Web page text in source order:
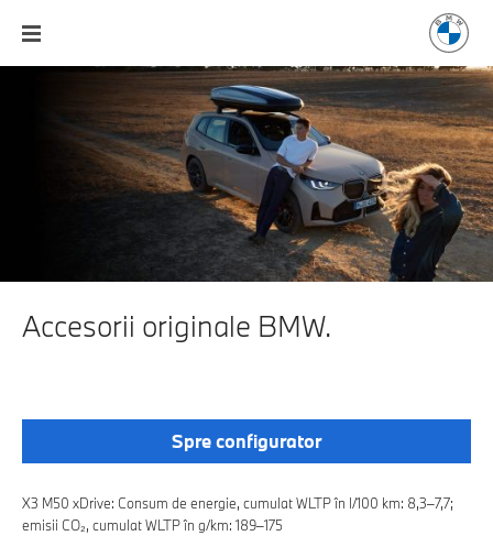
Accesorii originale BMW.
Spre configurator
X3 M50 xDrive: Consum de energie, cumulat WLTP în l/100 km: 8,3–7,7;
emisii CO₂, cumulat WLTP în g/km: 189–175